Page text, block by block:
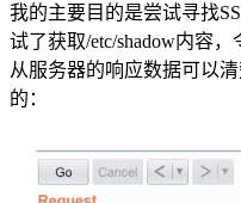
我的主要目的是尝试寻找
试了获取/etc/shadow内容
从服务器的响应数据可以
的：